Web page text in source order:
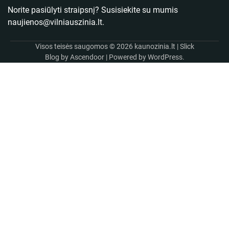
Norite pasiūlyti straipsnį? Susisiekite su mumis
naujienos@vilniauszinia.lt.
Visos teisės saugomos © 2026 kaunozinia.lt | Slick
Blog byAscendoor| Powered byWordPress.